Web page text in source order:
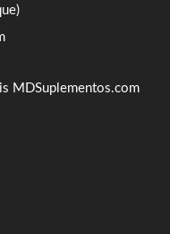
MDSuplementos.com